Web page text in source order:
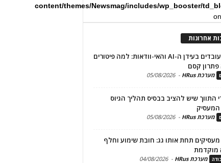
content/themes/Newsmag/includes/wp_booster/
אחרונות
שימור עובדים בעידן ה-AI והאי-וודאות: למה פיטורים
קסם
מערכת HRus -
05/08/2026
התווך שיש להציב בבסיס תהליך הגיוס
המעסיק
מערכת HRus -
05/08/2026
מעסיקים תחת אותו גג: חובת שימוע וחלף
מוקדמת
מערכת HRus -
04/08/2026